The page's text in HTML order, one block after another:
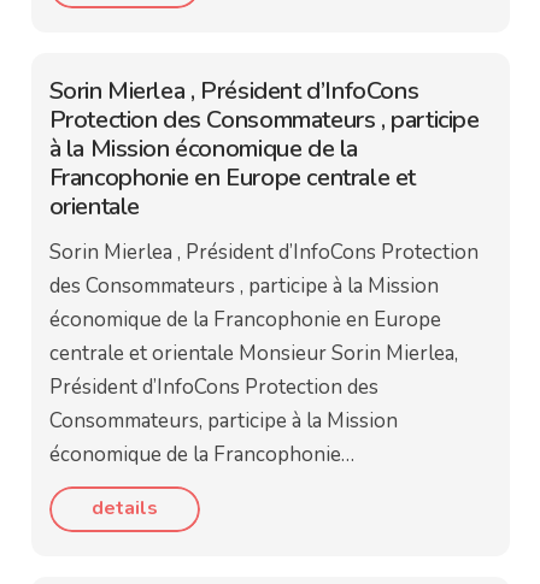
Sorin Mierlea , Président d’InfoCons
Protection des Consommateurs , participe
à la Mission économique de la
Francophonie en Europe centrale et
orientale
Sorin Mierlea , Président d’InfoCons Protection
des Consommateurs , participe à la Mission
économique de la Francophonie en Europe
centrale et orientale Monsieur Sorin Mierlea,
Président d’InfoCons Protection des
Consommateurs, participe à la Mission
économique de la Francophonie…
details